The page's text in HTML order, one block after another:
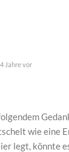
4 Jahre vor
wie eine
legt, könnte